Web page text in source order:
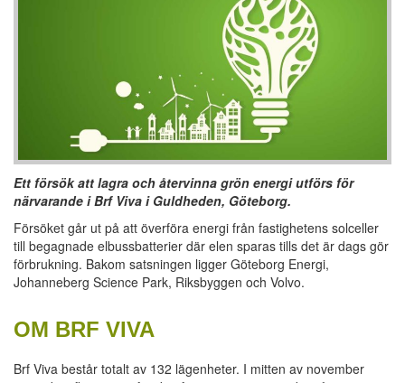
Ett försök att lagra och återvinna grön energi utförs för
närvarande iBrf Viva i Guldheden, Göteborg.
Försöket går ut på att överföra energi från fastighetens solceller
till begagnade elbussbatterier där elen sparas tills det är dags gör
förbrukning. Bakom satsningen ligger Göteborg Energi,
Johanneberg Science Park, Riksbyggen och Volvo.
OM BRF VIVA
Brf Viva består totalt av 132 lägenheter. I mitten av november